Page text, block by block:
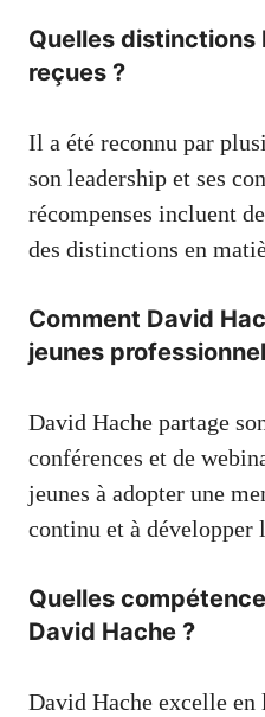
Quelles
reçues ?
Il a été reconnu par
son leadership et ses
récompenses incluent
des distinctions en
Comment David
jeunes
David Hache partage
conférences et de
jeunes à adopter une
continu et à développer
Quelles
David Hache ?
David Hache excelle en